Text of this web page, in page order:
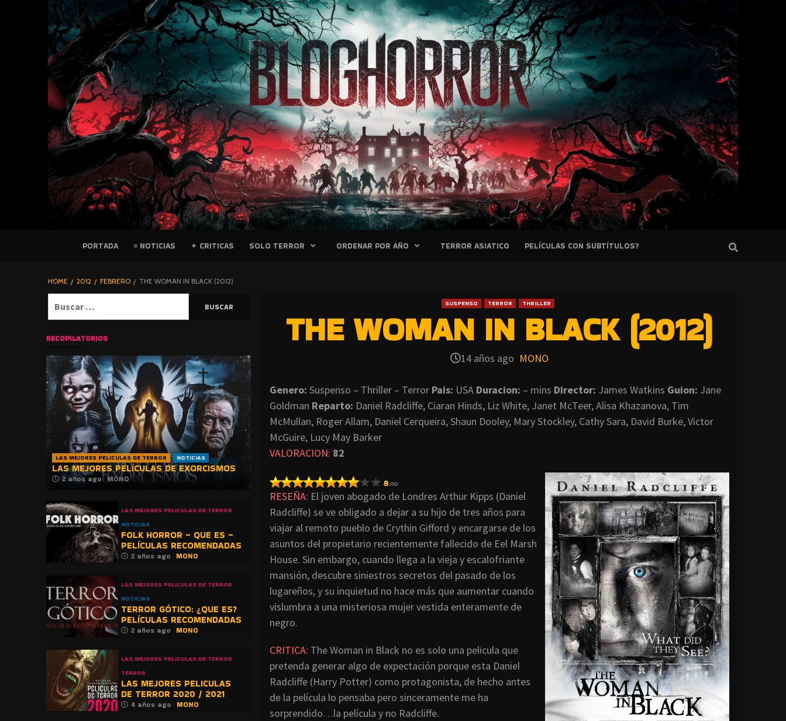
PELICULAS
BLOGHORROR
⋆
PORTADA ≡ NOTICIAS ✦ CRITICAS SOLO TERROR ORDENAR POR AÑO TERROR ASIATICO PELÍCULAS CON SUBTÍTULOS?
HOME 2012 FEBRERO THE WOMAN IN BLACK (2012)
SUSPENSO TERROR THRILLER
THE WOMAN IN BLACK (2012)
14 años ago MONO
Genero: Suspenso – Thriller – Terror Pais: USA Duracion: – mins Director: James Watkins Guion: Jane
Goldman Reparto: Daniel Radcliffe, Ciaran Hinds, Liz White, Janet McTeer, Alisa Khazanova, Tim
McMullan, Roger Allam, Daniel Cerqueira, Shaun Dooley, Mary Stockley, Cathy Sara, David Burke, Victor
McGuire, Lucy May Barker
VALORACION: 82
RESEÑA: El joven abogado de Londres Arthur Kipps (Daniel
Radcliffe) se ve obligado a dejar a su hijo de tres años para
viajar al remoto pueblo de Crythin Gifford y encargarse de los
asuntos del propietario recientemente fallecido de Eel Marsh
House. Sin embargo, cuando llega a la vieja y escalofriante
mansión, descubre siniestros secretos del pasado de los
lugareños, y su inquietud no hace más que aumentar cuando
vislumbra a una misteriosa mujer vestida enteramente de
negro.
CRITICA: The Woman in Black no es solo una pelicula que
pretenda generar algo de expectación porque esta Daniel
Radcliffe (Harry Potter) como protagonista, de hecho antes
de la película lo pensaba pero sinceramente me ha
sorprendido…la película y no Radcliffe.
RECOPILATORIOS
LAS MEJORES PELICULAS DE TERROR NOTICIAS
LAS MEJORES PELÍCULAS DE EXORCISMOS
2 años ago MONO
LAS MEJORES PELICULAS DE TERROR
NOTICIAS
FOLK HORROR – QUE ES –
PELÍCULAS RECOMENDADAS
2 años ago MONO
LAS MEJORES PELICULAS DE TERROR
NOTICIAS
TERROR GÓTICO: ¿QUE ES?
PELÍCULAS RECOMENDADAS
2 años ago MONO
LAS MEJORES PELICULAS DE TERROR
TERROR
LAS MEJORES PELICULAS
DE TERROR 2020 / 2021
4 años ago MONO